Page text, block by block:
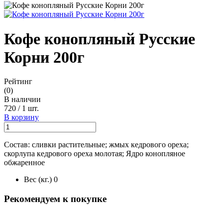
Кофе конопляный Русские
Корни 200г
Рейтинг
(0)
В наличии
720 / 1 шт.
В корзину
Состав: сливки растительные; жмых кедрового ореха;
скорлупа кедрового ореха молотая; Ядро конопляное
обжаренное
Вес (кг.) 0
Рекомендуем к покупке